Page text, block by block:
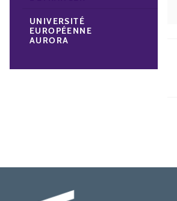
UNIVERSITÉ
EUROPÉENNE
AURORA